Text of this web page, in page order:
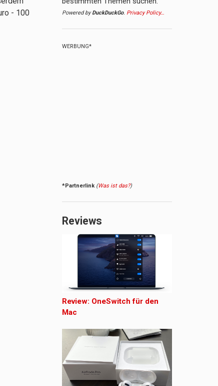
- 100
Powered byDuckDuckGo. Privacy Policy…
WERBUNG*
*Partnerlink (Was ist das?)
Reviews
Review: OneSwitch für den
Mac